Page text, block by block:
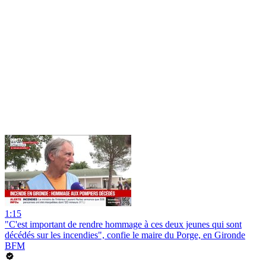
1:15
"C'est important de rendre hommage à ces deux jeunes qui sont
décédés sur les incendies", confie le maire du Porge, en Gironde
BFM